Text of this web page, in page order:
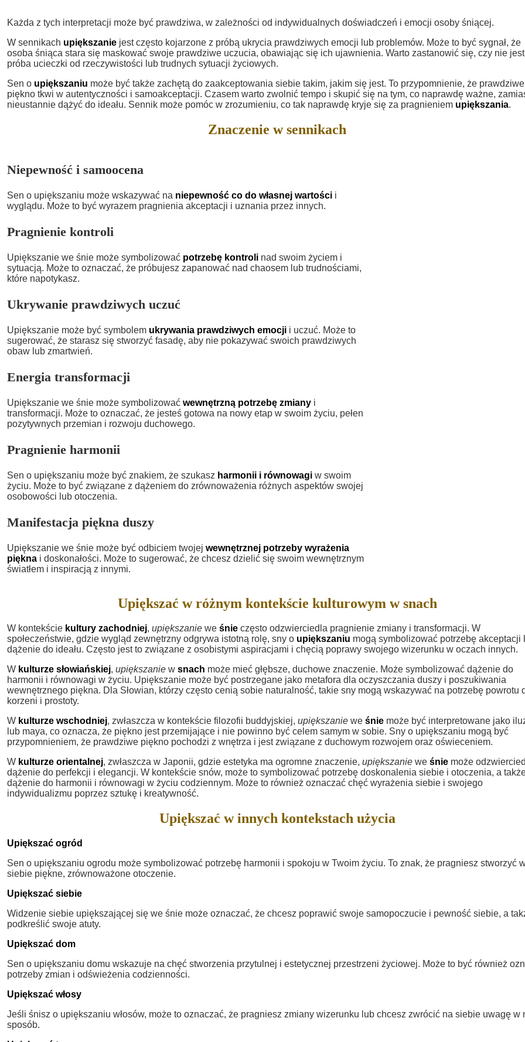
Każda z tych interpretacji może być prawdziwa, w zależności od indywidualnych doświadczeń i emocji osoby śniącej.
W sennikach upiększanie jest często kojarzone z próbą ukrycia prawdziwych emocji lub problemów. Może to być sygnał, że
osoba śniąca stara się maskować swoje prawdziwe uczucia, obawiając się ich ujawnienia. Warto zastanowić się, czy nie
próba ucieczki od rzeczywistości lub trudnych sytuacji życiowych.
Sen o upiększaniu może być także zachętą do zaakceptowania siebie takim, jakim się jest. To przypomnienie, że prawdziwe
piękno tkwi w autentyczności i samoakceptacji. Czasem warto zwolnić tempo i skupić się na tym, co naprawdę ważne,
nieustannie dążyć do ideału. Sennik może pomóc w zrozumieniu, co tak naprawdę kryje się za pragnieniem upiększania.
Znaczenie w sennikach
Niepewność i samoocena
Sen o upiększaniu może wskazywać na niepewność co do własnej wartości i
wyglądu. Może to być wyrazem pragnienia akceptacji i uznania przez innych.
Pragnienie kontroli
Upiększanie we śnie może symbolizować potrzebę kontroli nad swoim życiem i
sytuacją. Może to oznaczać, że próbujesz zapanować nad chaosem lub trudnościami,
które napotykasz.
Ukrywanie prawdziwych uczuć
Upiększanie może być symbolem ukrywania prawdziwych emocji i uczuć. Może to
sugerować, że starasz się stworzyć fasadę, aby nie pokazywać swoich prawdziwych
obaw lub zmartwień.
Energia transformacji
Upiększanie we śnie może symbolizować wewnętrzną potrzebę zmiany i
transformacji. Może to oznaczać, że jesteś gotowa na nowy etap w swoim życiu, pełen
pozytywnych przemian i rozwoju duchowego.
Pragnienie harmonii
Sen o upiększaniu może być znakiem, że szukasz harmonii i równowagi w swoim
życiu. Może to być związane z dążeniem do zrównoważenia różnych aspektów swojej
osobowości lub otoczenia.
Manifestacja piękna duszy
Upiększanie we śnie może być odbiciem twojej wewnętrznej potrzeby wyrażenia
piękna i doskonałości. Może to sugerować, że chcesz dzielić się swoim wewnętrznym
światłem i inspiracją z innymi.
Upiększać w różnym kontekście kulturowym w snach
W kontekście kultury zachodniej, upiększanie we śnie często odzwierciedla pragnienie zmiany i transformacji. W
społeczeństwie, gdzie wygląd zewnętrzny odgrywa istotną rolę, sny o upiększaniu mogą symbolizować potrzebę akceptacji
dążenie do ideału. Często jest to związane z osobistymi aspiracjami i chęcią poprawy swojego wizerunku w oczach innych.
W kulturze słowiańskiej, upiększanie w snach może mieć głębsze, duchowe znaczenie. Może symbolizować dążenie do
harmonii i równowagi w życiu. Upiększanie może być postrzegane jako metafora dla oczyszczania duszy i poszukiwania
wewnętrznego piękna. Dla Słowian, którzy często cenią sobie naturalność, takie sny mogą wskazywać na potrzebę powrotu
korzeni i prostoty.
W kulturze wschodniej, zwłaszcza w kontekście filozofii buddyjskiej, upiększanie we śnie może być interpretowane jako
lub maya, co oznacza, że piękno jest przemijające i nie powinno być celem samym w sobie. Sny o upiększaniu mogą być
przypomnieniem, że prawdziwe piękno pochodzi z wnętrza i jest związane z duchowym rozwojem oraz oświeceniem.
W kulturze orientalnej, zwłaszcza w Japonii, gdzie estetyka ma ogromne znaczenie, upiększanie we śnie może
dążenie do perfekcji i elegancji. W kontekście snów, może to symbolizować potrzebę doskonalenia siebie i otoczenia, a
dążenie do harmonii i równowagi w życiu codziennym. Może to również oznaczać chęć wyrażenia siebie i swojego
indywidualizmu poprzez sztukę i kreatywność.
Upiększać w innych kontekstach użycia
Upiększać ogród
Sen o upiększaniu ogrodu może symbolizować potrzebę harmonii i spokoju w Twoim życiu. To znak, że pragniesz stworzyć
siebie piękne, zrównoważone otoczenie.
Upiększać siebie
Widzenie siebie upiększającej się we śnie może oznaczać, że chcesz poprawić swoje samopoczucie i pewność siebie, a
podkreślić swoje atuty.
Upiększać dom
Sen o upiększaniu domu wskazuje na chęć stworzenia przytulnej i estetycznej przestrzeni życiowej. Może to być również
potrzeby zmian i odświeżenia codzienności.
Upiększać włosy
Jeśli śnisz o upiększaniu włosów, może to oznaczać, że pragniesz zmiany wizerunku lub chcesz zwrócić na siebie uwagę w
sposób.